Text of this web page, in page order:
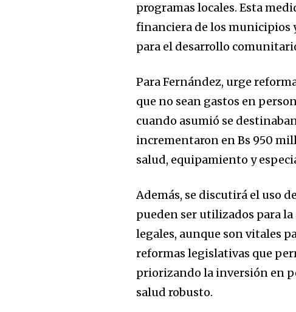
programas locales. Esta
financiera de los municipios
para el desarrollo
Para Fernández, urge
que no sean gastos en
cuando asumió se
incrementaron en Bs 950
salud, equipamiento y
Además, se discutirá el uso
pueden ser utilizados para
legales, aunque son vitales
reformas legislativas que
priorizando la inversión en
salud robusto.